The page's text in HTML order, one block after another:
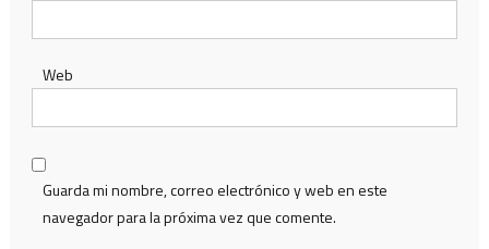
Web
Guarda mi nombre, correo electrónico y web en este
navegador para la próxima vez que comente.